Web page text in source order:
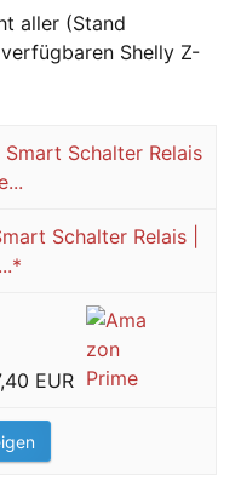
aller (Stand
Shelly Z-
Schalter Relais |
EUR